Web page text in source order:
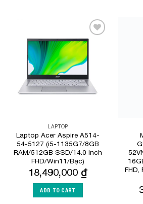
Add to
LAPTOP
Laptop Acer Aspire A514-
54-5127 (i5-1135G7/8GB
RAM/512GB SSD/14.0 inch
FHD/Win11/Bạc)
18,490,000 ₫
ADD TO CART
FHD,